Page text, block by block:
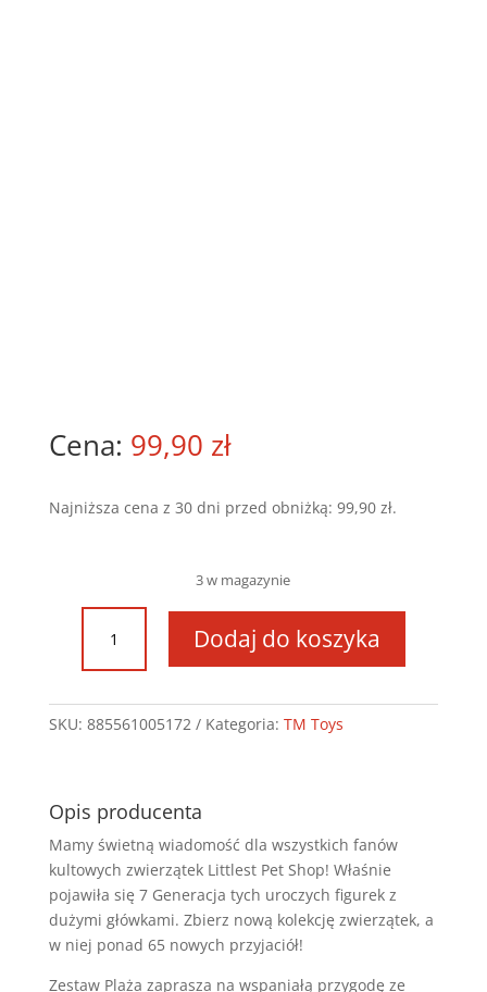
99,90 zł
Najniższa cena z 30 dni przed obniżką: 99,90 zł.
3 w magazynie
ilość
Littlest
Pet
Zest
Z
5Fig
Dodaj do koszyka
SKU: 885561005172 Kategoria: TM Toys
Opis producenta
Mamy świetną wiadomość dla wszystkich fanów
kultowych zwierzątek Littlest Pet Shop! Właśnie
pojawiła się 7 Generacja tych uroczych figurek z
dużymi główkami. Zbierz nową kolekcję zwierzątek, a
w niej ponad 65 nowych przyjaciół!
Zestaw Plaża zaprasza na wspaniałą przygodę ze